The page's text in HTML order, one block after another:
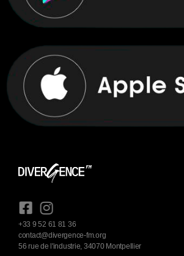
+33 9 52 61 81 36
contact@divergence-fm.org
56 rue de l'industrie, 34070 Montpellier